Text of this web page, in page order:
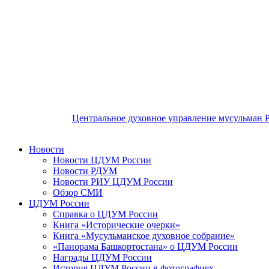
Центральное духовное управление мусульман
Новости
Новости ЦДУМ России
Новости РДУМ
Новости РИУ ЦДУМ России
Обзор СМИ
ЦДУМ России
Справка о ЦДУМ России
Книга «Исторические очерки»
Книга «Мусульманское духовное собрание»
«Панорама Башкортостана» о ЦДУМ России
Награды ЦДУМ России